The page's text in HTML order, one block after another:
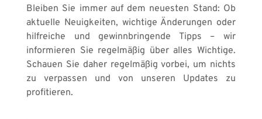
Bleiben Sie immer auf dem neuesten Stand: Ob
aktuelle Neuigkeiten, wichtige Änderungen oder
hilfreiche und gewinnbringende Tipps – wir
informieren Sie regelmäßig über alles Wichtige.
Schauen Sie daher regelmäßig vorbei, um nichts
zu verpassen und von unseren Updates zu
profitieren.